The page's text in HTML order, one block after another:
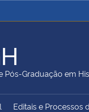
Ministério da Justiça e
Ministério da Educação
Pós-Graduação em
Editais e Processos